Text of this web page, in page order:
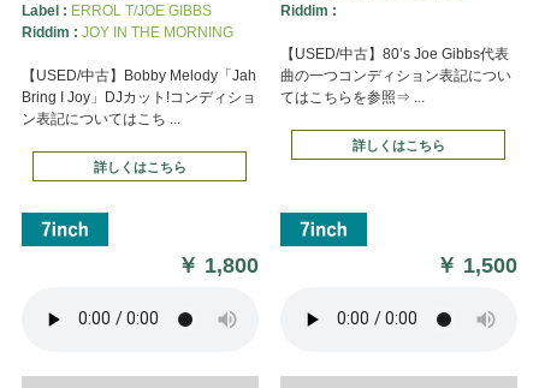
Label : ERROL T/JOE GIBBS
Riddim : JOY IN THE MORNING
【USED/中古】Bobby Melody「Jah
Bring I Joy」DJカット!コンディショ
ン表記についてはこち ...
詳しくはこちら
￥ 1,800
Riddim :
【USED/中古】80’s Joe Gibbs代表
曲の一つコンディション表記につい
てはこちらを参照⇒ ...
詳しくはこちら
￥ 1,500